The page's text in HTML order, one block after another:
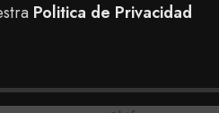
Politica de Privacidad